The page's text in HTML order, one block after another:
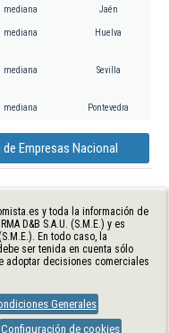
mediana Jaén
mediana Huelva
mediana Sevilla
mediana Pontevedra
de Empresas Nacional
y toda la información de
D&B S.A.U. (S.M.E.) y es
En todo caso, la
ser tenida en cuenta sólo
adoptar decisiones comerciales
Generales
Configuración de cookies